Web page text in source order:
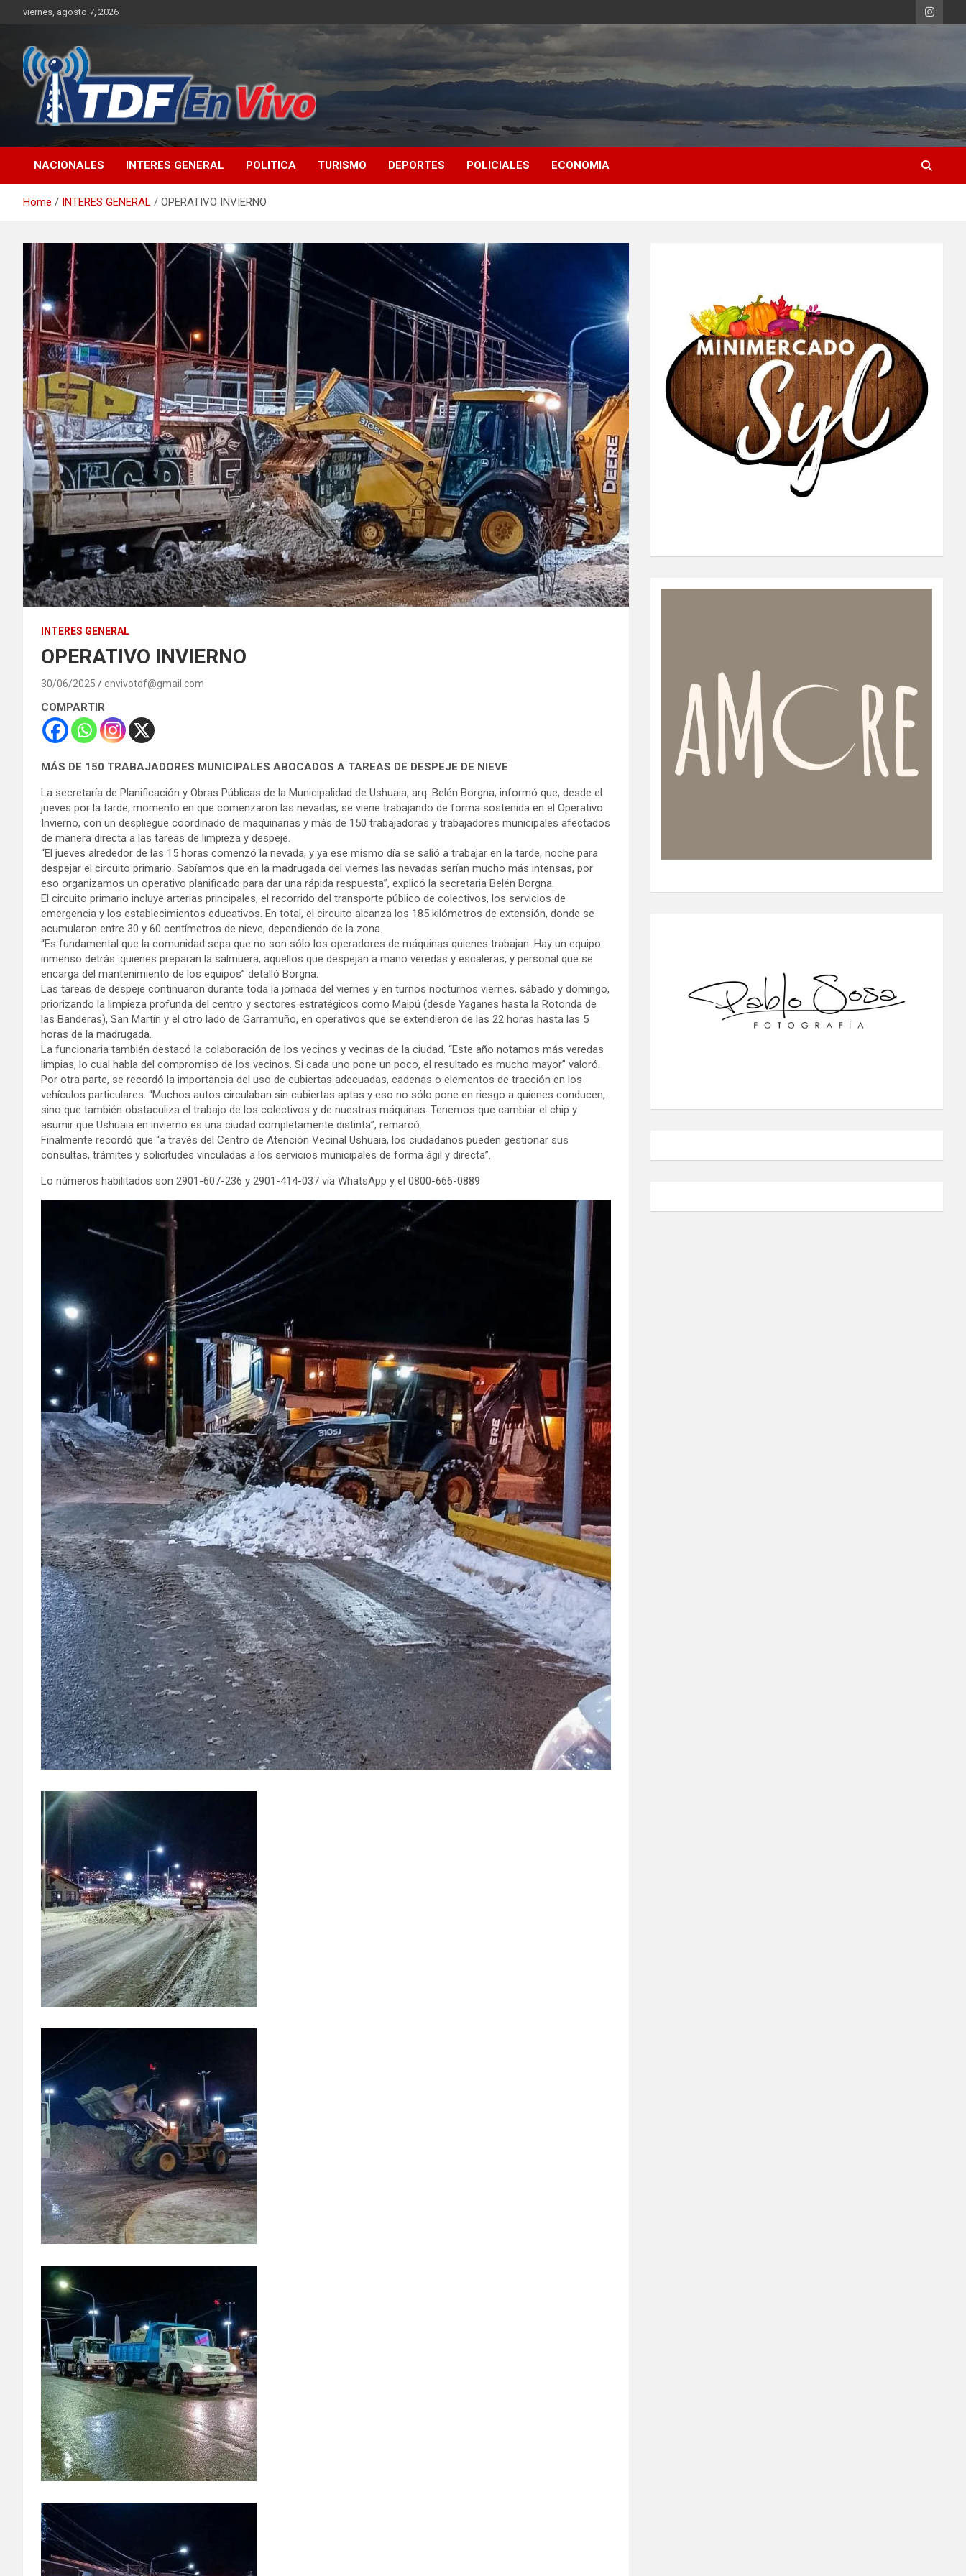
viernes, agosto 7, 2026
NACIONALES INTERES GENERAL POLITICA TURISMO DEPORTES POLICIALES ECONOMIA
Home INTERES GENERAL OPERATIVO INVIERNO
INTERES GENERAL
OPERATIVO INVIERNO
30/06/2025 envivotdf@gmail.com
COMPARTIR
MÁS DE 150 TRABAJADORES MUNICIPALES ABOCADOS A TAREAS DE DESPEJE DE NIEVE
La secretaría de Planificación y Obras Públicas de la Municipalidad de Ushuaia, arq. Belén Borgna, informó que, desde el
jueves por la tarde, momento en que comenzaron las nevadas, se viene trabajando de forma sostenida en el Operativo
Invierno, con un despliegue coordinado de maquinarias y más de 150 trabajadoras y trabajadores municipales afectados
de manera directa a las tareas de limpieza y despeje.
“El jueves alrededor de las 15 horas comenzó la nevada, y ya ese mismo día se salió a trabajar en la tarde, noche para
despejar el circuito primario. Sabíamos que en la madrugada del viernes las nevadas serían mucho más intensas, por
eso organizamos un operativo planificado para dar una rápida respuesta”, explicó la secretaria Belén Borgna.
El circuito primario incluye arterias principales, el recorrido del transporte público de colectivos, los servicios de
emergencia y los establecimientos educativos. En total, el circuito alcanza los 185 kilómetros de extensión, donde se
acumularon entre 30 y 60 centímetros de nieve, dependiendo de la zona.
“Es fundamental que la comunidad sepa que no son sólo los operadores de máquinas quienes trabajan. Hay un equipo
inmenso detrás: quienes preparan la salmuera, aquellos que despejan a mano veredas y escaleras, y personal que se
encarga del mantenimiento de los equipos” detalló Borgna.
Las tareas de despeje continuaron durante toda la jornada del viernes y en turnos nocturnos viernes, sábado y domingo,
priorizando la limpieza profunda del centro y sectores estratégicos como Maipú (desde Yaganes hasta la Rotonda de
las Banderas), San Martín y el otro lado de Garramuño, en operativos que se extendieron de las 22 horas hasta las 5
horas de la madrugada.
La funcionaria también destacó la colaboración de los vecinos y vecinas de la ciudad. “Este año notamos más veredas
limpias, lo cual habla del compromiso de los vecinos. Si cada uno pone un poco, el resultado es mucho mayor” valoró.
Por otra parte, se recordó la importancia del uso de cubiertas adecuadas, cadenas o elementos de tracción en los
vehículos particulares. “Muchos autos circulaban sin cubiertas aptas y eso no sólo pone en riesgo a quienes conducen,
sino que también obstaculiza el trabajo de los colectivos y de nuestras máquinas. Tenemos que cambiar el chip y
asumir que Ushuaia en invierno es una ciudad completamente distinta”, remarcó.
Finalmente recordó que “a través del Centro de Atención Vecinal Ushuaia, los ciudadanos pueden gestionar sus
consultas, trámites y solicitudes vinculadas a los servicios municipales de forma ágil y directa”.
Lo números habilitados son 2901-607-236 y 2901-414-037 vía WhatsApp y el 0800-666-0889